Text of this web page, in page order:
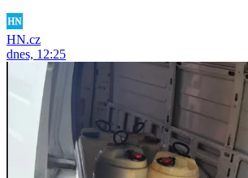
HN.cz
dnes, 12:25